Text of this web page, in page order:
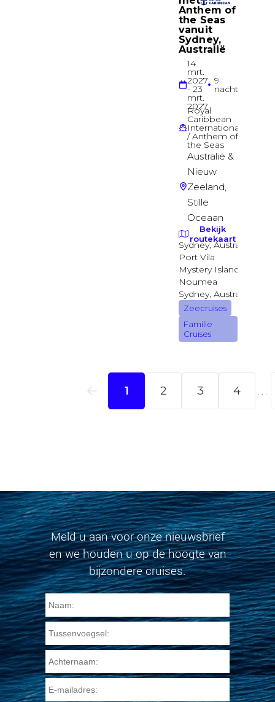
Meld u aan voor onze nieuwsbrief
en we houden u op de hoogte van
bijzondere cruises.